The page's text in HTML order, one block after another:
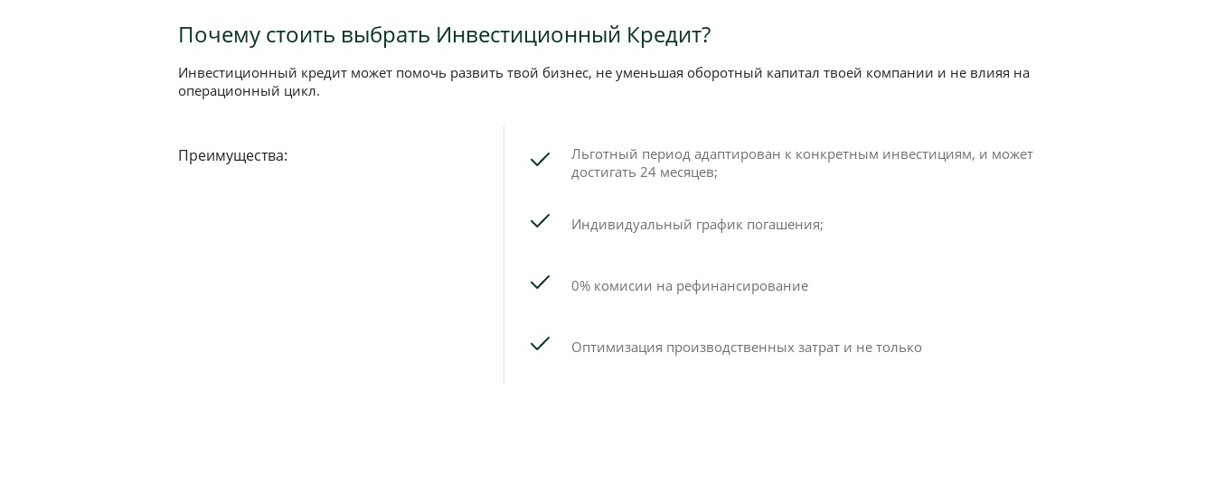
Почему стоить выбрать Инвестиционный Кредит?
Инвестиционный кредит может помочь развить твой бизнес, не уменьшая оборотный капитал твоей компании и не влияя на
операционный цикл.
Преимущества:
Льготный период адаптирован к конкретным инвестициям, и может
достигать 24 месяцев;
Индивидуальный график погашения;
0% комисии на рефинансирование
Оптимизация производственных затрат и не только